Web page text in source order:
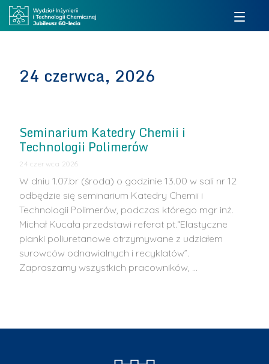
24 czerwca, 2026
Seminarium Katedry Chemii i
Technologii Polimerów
24 czerwca 2026
W dniu 1.07.br (środa) o godzinie 13.00 w sali nr 12
odbędzie się seminarium Katedry Chemii i
Technologii Polimerów, podczas którego mgr inż.
Michał Kucała przedstawi referat pt.“Elastyczne
pianki poliuretanowe otrzymywane z udziałem
surowców odnawialnych i recyklatów”.
Zapraszamy wszystkich pracowników, …